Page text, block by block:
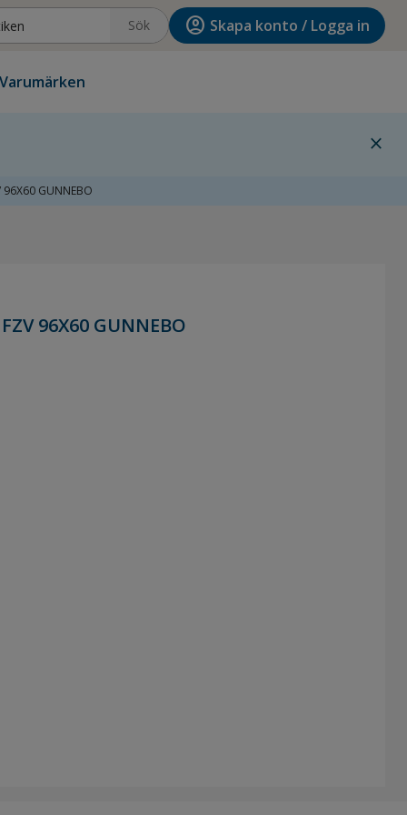
Sök account_circle Skapa konto / Logga in
Varumärken
close
96X60 GUNNEBO
96X60 GUNNEBO